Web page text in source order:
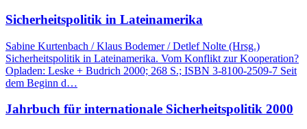
Sicherheitspolitik in Lateinamerika
Sabine Kurtenbach / Klaus Bodemer / Detlef Nolte (Hrsg.)
Sicherheitspolitik in Lateinamerika. Vom Konflikt zur Kooperation?
Opladen: Leske + Budrich 2000; 268 S.; ISBN 3-8100-2509-7 Seit
dem Beginn d…
Jahrbuch für internationale Sicherheitspolitik 2000